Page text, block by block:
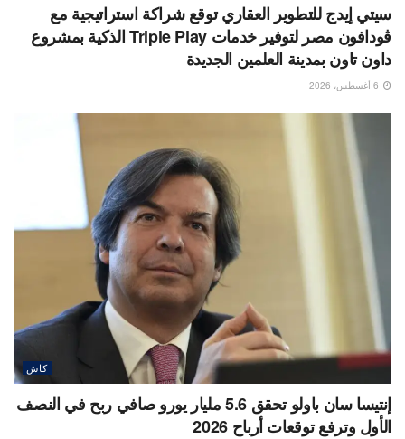
سيتي إيدج للتطوير العقاري توقع شراكة استراتيجية مع
ڤودافون مصر لتوفير خدمات Triple Play الذكية بمشروع
داون تاون بمدينة العلمين الجديدة
كاش
إنتيسا سان باولو تحقق 5.6 مليار يورو صافي ربح في النصف
الأول وترفع توقعات أرباح 2026